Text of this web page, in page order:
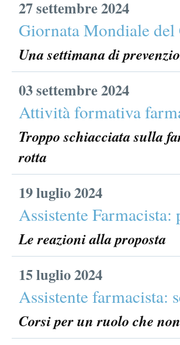
27 settembre 2024
Giornata Mondiale del
Una settimana di
03 settembre 2024
Attività formativa
Troppo schiacciata sulla
rotta
19 luglio 2024
Assistente
Le reazioni alla proposta
15 luglio 2024
Assistente farmacista:
Corsi per un ruolo che